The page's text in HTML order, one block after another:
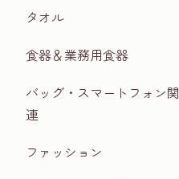
タオル
食器＆業務用食器
バッグ・スマートフォン関
連
ファッション